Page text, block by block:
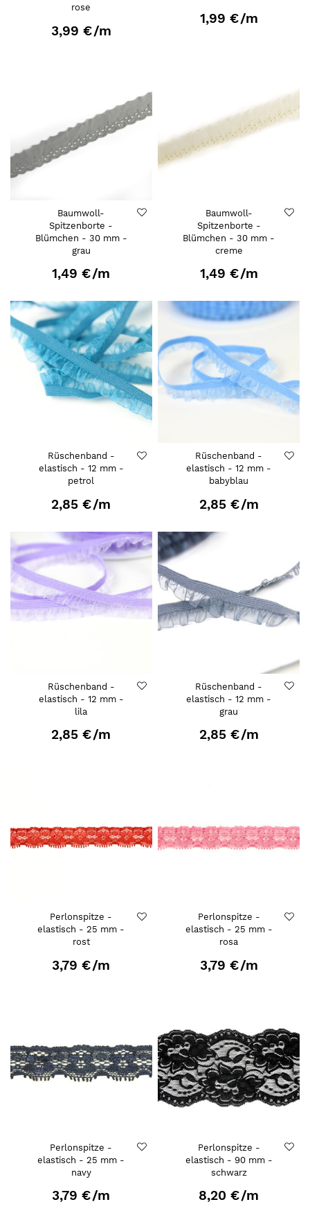
rose
3,99 €/m
1,99 €/m
Baumwoll-
Spitzenborte -
Blümchen - 30 mm -
grau
1,49 €/m
Baumwoll-
Spitzenborte -
Blümchen - 30 mm -
creme
1,49 €/m
Rüschenband -
elastisch - 12 mm -
petrol
2,85 €/m
Rüschenband -
elastisch - 12 mm -
babyblau
2,85 €/m
Rüschenband -
elastisch - 12 mm -
lila
2,85 €/m
Rüschenband -
elastisch - 12 mm -
grau
2,85 €/m
Perlonspitze -
elastisch - 25 mm -
rost
3,79 €/m
Perlonspitze -
elastisch - 25 mm -
rosa
3,79 €/m
Perlonspitze -
elastisch - 25 mm -
navy
3,79 €/m
Perlonspitze -
elastisch - 90 mm -
schwarz
8,20 €/m